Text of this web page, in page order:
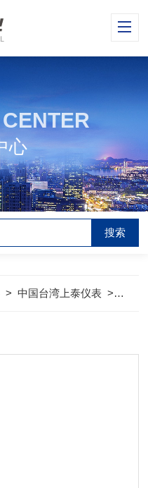
心
>中国台湾上泰仪表 > 中国